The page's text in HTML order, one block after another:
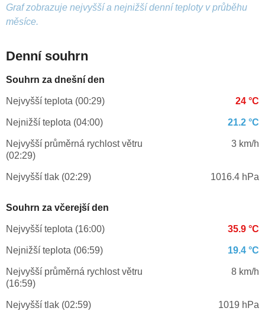
Graf zobrazuje nejvyšší a nejnižší denní teploty v průběhu
měsíce.
Denní souhrn
Souhrn za dnešní den
Nejvyšší teplota (00:29) 24 °C
Nejnižší teplota (04:00) 21.2 °C
Nejvyšší průměrná rychlost větru
(02:29)
3 km/h
Nejvyšší tlak (02:29) 1016.4 hPa
Souhrn za včerejší den
Nejvyšší teplota (16:00) 35.9 °C
Nejnižší teplota (06:59) 19.4 °C
Nejvyšší průměrná rychlost větru
(16:59)
8 km/h
Nejvyšší tlak (02:59) 1019 hPa